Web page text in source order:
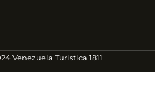
Venezuela Turistica 1811